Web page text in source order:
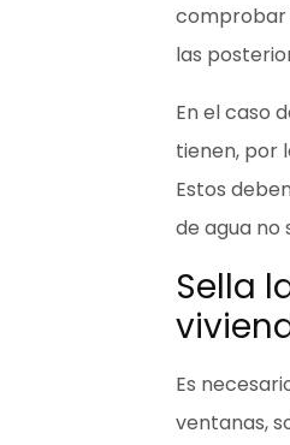
comprobar
las
En el caso
tienen, por
Estos
de agua no
Sella
Es
ventanas,